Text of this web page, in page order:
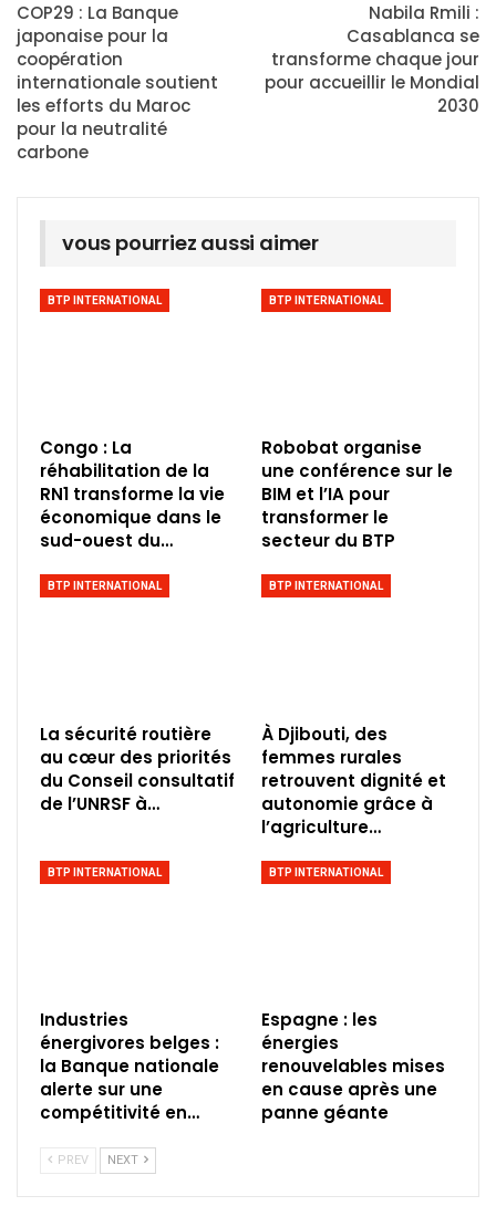
COP29 : La Banque
japonaise pour la
coopération
internationale soutient
les efforts du Maroc
pour la neutralité
carbone
Nabila Rmili :
Casablanca se
transforme chaque jour
pour accueillir le Mondial
2030
vous pourriez aussi aimer
BTP INTERNATIONAL
Congo : La
réhabilitation de la
RN1 transforme la vie
économique dans le
sud-ouest du…
BTP INTERNATIONAL
Robobat organise
une conférence sur le
BIM et l’IA pour
transformer le
secteur du BTP
BTP INTERNATIONAL
La sécurité routière
au cœur des priorités
du Conseil consultatif
de l’UNRSF à…
BTP INTERNATIONAL
À Djibouti, des
femmes rurales
retrouvent dignité et
autonomie grâce à
l’agriculture…
BTP INTERNATIONAL
Industries
énergivores belges :
la Banque nationale
alerte sur une
compétitivité en…
BTP INTERNATIONAL
Espagne : les
énergies
renouvelables mises
en cause après une
panne géante
PREV NEXT